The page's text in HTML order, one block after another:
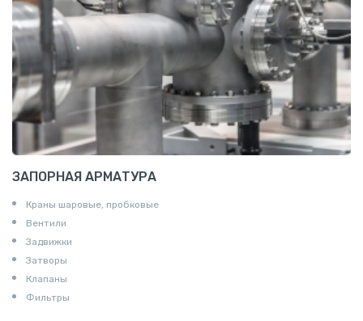
Пруток шестигранный алюминиевый
ЗАПОРНАЯ АРМАТУРА
Краны шаровые, пробковые
Вентили
Задвижки
Затворы
Клапаны
Фильтры